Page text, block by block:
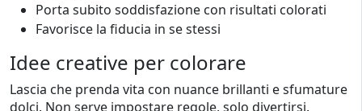
Porta subito soddisfazione con risultati colorati
Favorisce la fiducia in se stessi
Idee creative per colorare
Lascia che prenda vita con nuance brillanti e sfumature
dolci. Non serve impostare regole, solo divertirsi.